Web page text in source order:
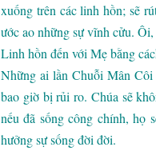
xuống trên các linh hồn; sẽ
ước ao những sự vĩnh cửu.
Linh hồn đến với Mẹ bằng
Những ai lần Chuỗi Mân Côi
bao giờ bị rủi ro. Chúa sẽ
nếu đã sống công chính, họ
hưởng sự sống đời đời.